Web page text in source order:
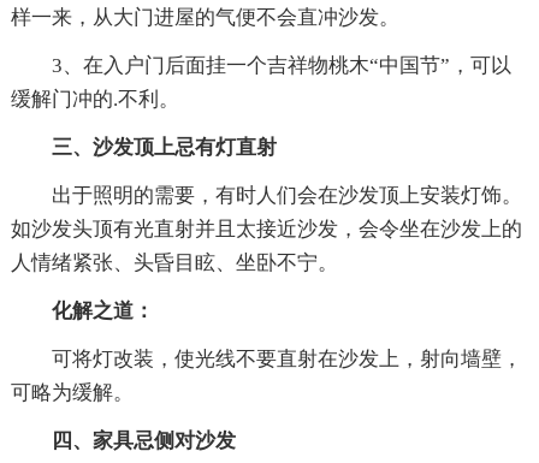
样一来，从大门进屋的气便不会直冲沙发。
3、在入户门后面挂一个吉祥物桃木“中国节”，可以
缓解门冲的.不利。
三、沙发顶上忌有灯直射
出于照明的需要，有时人们会在沙发顶上安装灯饰。
如沙发头顶有光直射并且太接近沙发，会令坐在沙发上的
人情绪紧张、头昏目眩、坐卧不宁。
化解之道：
可将灯改装，使光线不要直射在沙发上，射向墙壁，
可略为缓解。
四、家具忌侧对沙发